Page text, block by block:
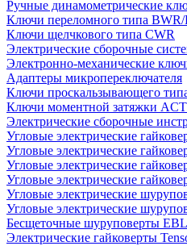
Ручные динамометрические
Ключи переломного типа
Ключи щелчкового типа CWR
Электрические сборочные
Электронно-механические
Адаптеры микропереключателя
Ключи проскальзывающего
Ключи моментной затяжки
Электрические сборочные
Угловые электрические
Угловые электрические
Угловые электрические
Угловые электрические
Угловые электрические
Угловые электрические
Бесщеточные шуруповерты EBL
Электрические гайковерты